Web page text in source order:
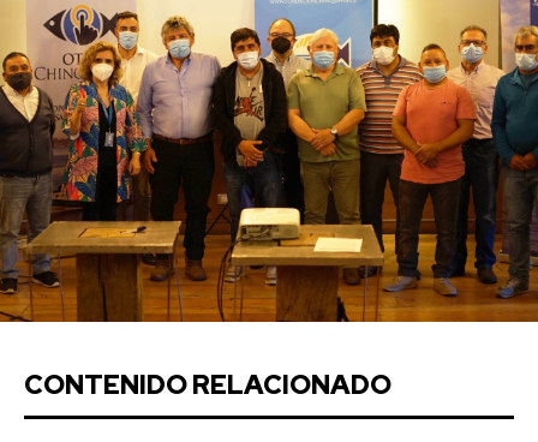
CONTENIDO RELACIONADO